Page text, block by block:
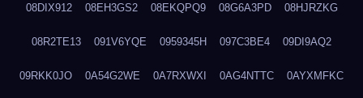
08DIX912 08EH3GS2 08EKQPQ9 08G6A3PD 08HJRZKG
08R2TE13 091V6YQE 0959345H 097C3BE4 09DI9AQ2
09RKK0JO 0A54G2WE 0A7RXWXI 0AG4NTTC 0AYXMFKC